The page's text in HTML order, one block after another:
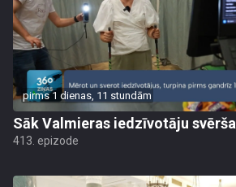
pirms 1 dienas, 11 stundām
Sāk Valmieras iedzīvotāju
413. epizode